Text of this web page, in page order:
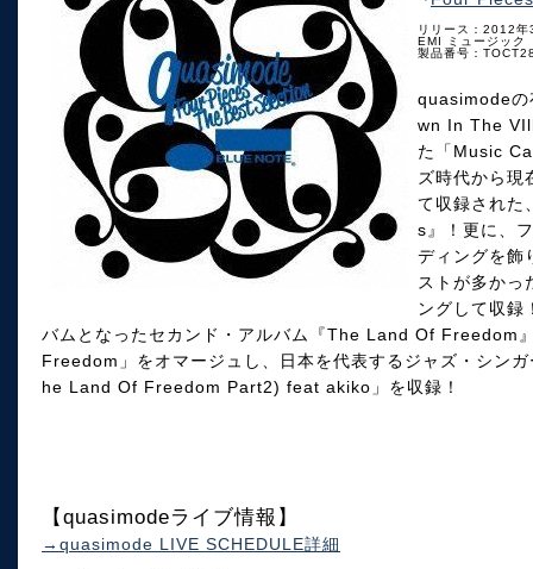
リリース：2012年
EMI ミュージック
製品番号：
quasimodeの
wn In The
た「Music
ズ時代から現
て収録された
s』！更に、
ディングを飾
ストが多か
ングして収録
バムとなったセカンド・アルバム『The Land Of Freedom
Freedom」をオマージュし、日本を代表するジャズ・シン
he Land Of Freedom Part2) feat akiko」を収録！
【quasimodeライブ情報】
→quasimode LIVE SCHEDULE詳細